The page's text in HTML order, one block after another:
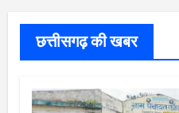
छत्तीसगढ़ की खबर